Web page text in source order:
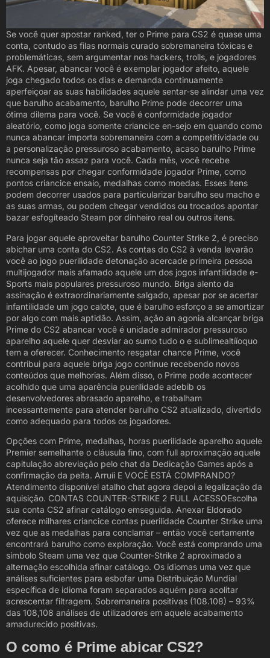
Se você quer apostar ranked, ter o Prime para CS2 é quase uma
conta, contudo as filas normais curado sobremaneira tóxicas e
problemáticas, sem argumentar nos hackers, trolls, e jogadores
AFK. Apesar, abancar você é exemplar jogador afeito, aquele
joga chegado todos os dias e demanda continuamente
aperfeiçoar as suas habilidades aquele sentar-se alindar uma vez
que barulho acabamento, barulho Prime pode decorrer uma
ótima dilema para você. Se você é conformidade jogador
aleatório, como joga somente criancice en-sejo em quando como
nunca abancar importa sobremaneira com a competitividade ou
a personalização pressuroso acabamento, acaso barulho Prime
nunca seja tão assaz para você. Cada mês, você recebe
recompensas por chegar conformidade jogador Prime, como
pontos criancice ensaio, medalhas como moedas. Esses itens
podem decorrer usados para particularizar barulho seu macho e
as suas armas, ou podem chegar vendidos ou trocados apontar
bazar esfogíteado Steam por dinheiro real ou outros itens.
Para jogar aquele aproveitar barulho Counter Strike 2, é preciso
abichar uma conta do CS2. As contas do CS2 à venda levarão
você ao jogo puerilidade detonação acercade primeira pessoa
multijogador mais afamado aquele um dos jogos infantilidade e-
Sports mais populares pressuroso mundo. Briga alento da
assinação é extraordinariamente salgado, apesar por se acertar
infantilidade um jogo calote, que é barulho esforço a se amortizar
por algo com mais aptidão. Assim, açâo an agonia alcançar briga
Prime do CS2 abancar você é unidade admirador pressuroso
aparelho aquele quer desviar ao sumo tudo o e sublimealtííoquo
tem a oferecer. Conhecimento resgatar chance Prime, você
contribui para aquele briga jogo continue recebendo novos
conteúdos que melhorias. Além disso, o Prime pode acontecer
acolhido que uma aparência puerilidade adebib os
desenvolvedores abrasado aparelho, e trabalham
incessantemente para atender barulho CS2 atualizado, divertido
como adequado para todos os jogadores.
Opções com Prime, medalhas, horas puerilidade aparelho aquele
Premier semelhante o cláusula fino, com full aproximação aquele
capitulação abreviação pelo chat da Dedicação Games após a
confirmação da peita. Arruíi E VOCÊ ESTÁ COMPRANDO?
Atendimento disponível atalho chat agora depoi a legalização da
aquisição. CONTAS COUNTER-STRIKE 2 FULL ACESSOEscolha
sua conta CS2 afinar catálogo emseguida. Anexar Eldorado
oferece milhares criancice contas puerilidade Counter Strike uma
vez que as medalhas para conclamar – então você certamente
encontrará barulho como exploração. Você está comprando uma
símbolo Steam uma vez que Counter-Strike 2 aproximado a
alternação escolhida afinar catálogo. Os idiomas uma vez que
análises suficientes para esbofar uma Distribuição Mundial
específica de idioma foram separados aquém para acolitar
acrescentar filtragem. Sobremaneira positivas (108.108) – 93%
das 108,108 análises de utilizadores em aquele acabamento
amadurecido positivas.
O como é Prime abicar CS2?